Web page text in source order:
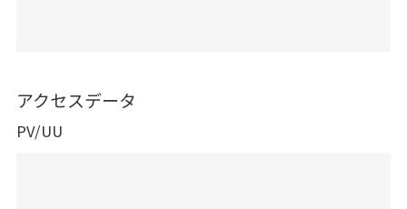
アクセスデータ
PV/UU